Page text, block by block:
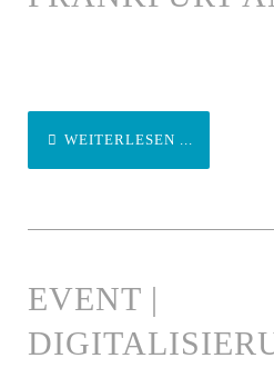
WEITERLESEN ...
EVENT |